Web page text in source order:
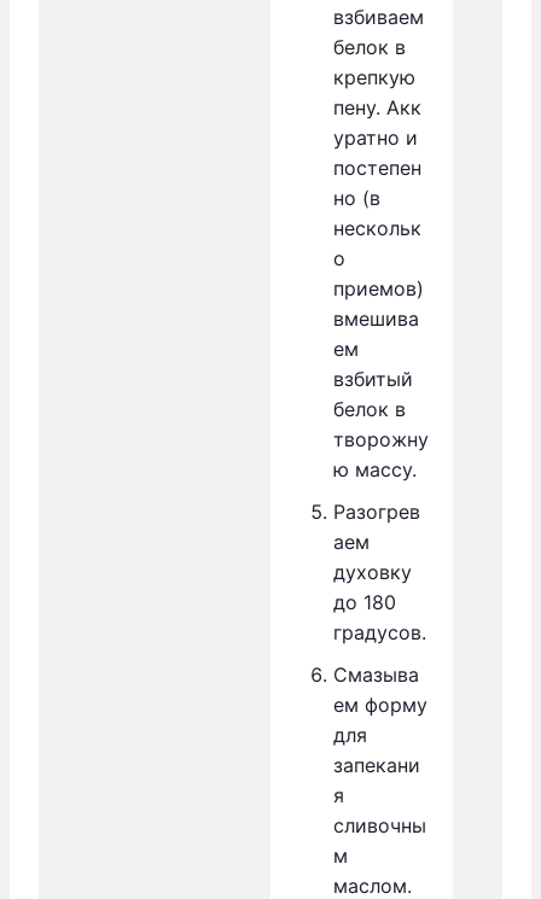
взбиваем
белок в
крепкую
пену. Акк
уратно и
постепен
но (в
нескольк
о
приемов)
вмешива
ем
взбитый
белок в
творожну
ю массу.
Разогрев
аем
духовку
до 180
градусов.
Смазыва
ем форму
для
запекани
я
сливочны
м
маслом.